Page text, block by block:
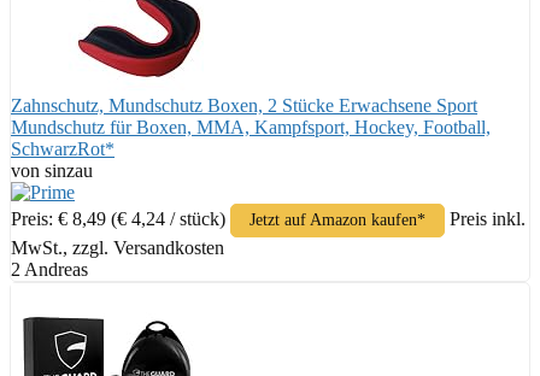
Zahnschutz, Mundschutz Boxen, 2 Stücke Erwachsene Sport
Mundschutz für Boxen, MMA, Kampfsport, Hockey, Football,
SchwarzRot*
von sinzau
Preis: € 8,49 (€ 4,24 / stück) Jetzt auf Amazon kaufen*
Preis inkl.
MwSt., zzgl. Versandkosten
2 Andreas